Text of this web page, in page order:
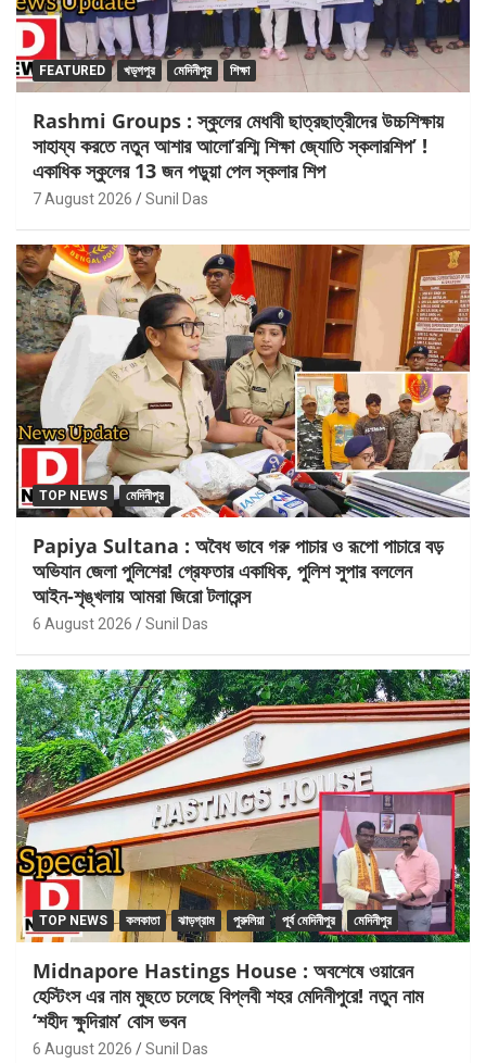
FEATURED খড়্গপুর মেদিনীপুর শিক্ষা
Rashmi Groups : স্কুলের মেধাবী ছাত্রছাত্রীদের উচ্চশিক্ষায়
সাহায্য করতে নতুন আশার আলো’রশ্মি শিক্ষা জ্যোতি স্কলারশিপ’ !
একাধিক স্কুলের 13 জন পড়ুয়া পেল স্কলার শিপ
7 August 2026 Sunil Das
TOP NEWS মেদিনীপুর
Papiya Sultana : অবৈধ ভাবে গরু পাচার ও রূপো পাচারে বড়
অভিযান জেলা পুলিশের! গ্রেফতার একাধিক, পুলিশ সুপার বললেন
আইন-শৃঙ্খলায় আমরা জিরো টলারেন্স
6 August 2026 Sunil Das
TOP NEWS কলকাতা ঝাড়গ্রাম পুরুলিয়া পূর্ব মেদিনীপুর মেদিনীপুর
Midnapore Hastings House : অবশেষে ওয়ারেন
হেস্টিংস এর নাম মুছতে চলেছে বিপ্লবী শহর মেদিনীপুরে! নতুন নাম
‘শহীদ ক্ষুদিরাম’ বোস ভবন
6 August 2026 Sunil Das